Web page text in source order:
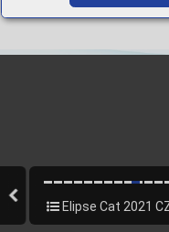
Elipse Cat 2021